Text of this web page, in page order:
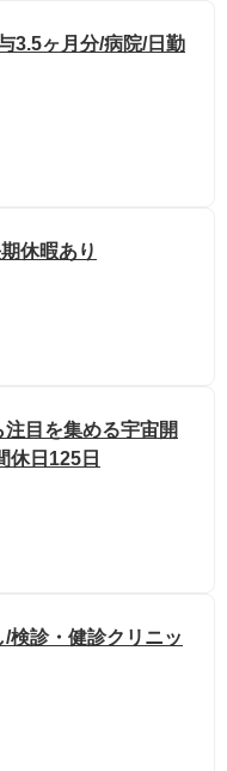
3.5ヶ月分/病院/日勤
休暇あり
注目を集める宇宙開
休日125日
/検診・健診クリニッ